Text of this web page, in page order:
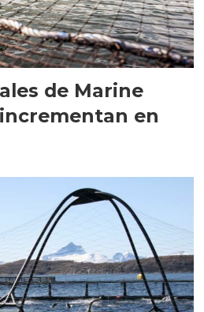
de Marine
en